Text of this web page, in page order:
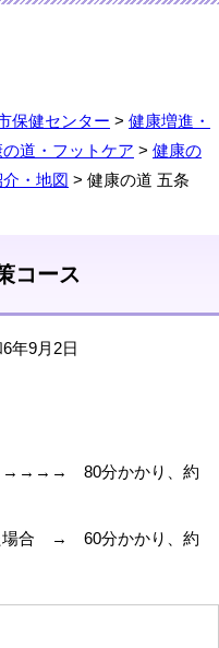
保健センター > 健康増進・
道・フットケア > 健康の
・地図 > 健康の道 五条
コース
年9月2日
→→→→ 80分かかり、約
場合 → 60分かかり、約